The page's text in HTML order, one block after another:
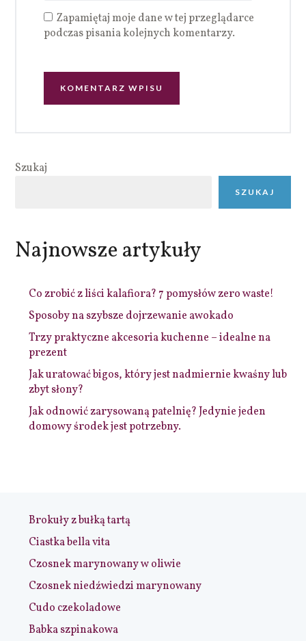
Zapamiętaj moje dane w tej przeglądarce
podczas pisania kolejnych komentarzy.
Szukaj
SZUKAJ
Najnowsze artykuły
Co zrobić z liści kalafiora? 7 pomysłów zero waste!
Sposoby na szybsze dojrzewanie awokado
Trzy praktyczne akcesoria kuchenne – idealne na
prezent
Jak uratować bigos, który jest nadmiernie kwaśny lub
zbyt słony?
Jak odnowić zarysowaną patelnię? Jedynie jeden
domowy środek jest potrzebny.
Brokuły z bułką tartą
Ciastka bella vita
Czosnek marynowany w oliwie
Czosnek niedźwiedzi marynowany
Cudo czekoladowe
Babka szpinakowa